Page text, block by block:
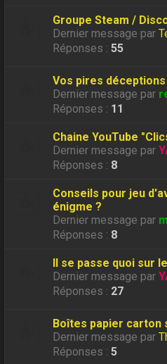
Groupe Steam /
Dernier message par
Réponses :55
Vos pires
Dernier message par
Réponses : 11
Chaine YouTube
Dernier message par
Réponses : 8
Conseils pour jeu
énigme ?
Dernier message par
Réponses : 8
Il se passe quoi sur
Dernier message par
Réponses : 27
Boîtes papier carton
Dernier message par
Réponses :5